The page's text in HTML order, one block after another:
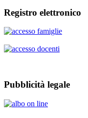
Registro elettronico
Pubblicità legale